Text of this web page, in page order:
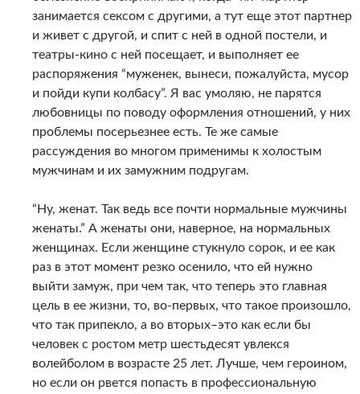
занимается сексом с другими, а тут еще этот партнер
и живет с другой, и спит с ней в одной постели, и
театры-кино с ней посещает, и выполняет ее
распоряжения “муженек, вынеси, пожалуйста, мусор
и пойди купи колбасу”. Я вас умоляю, не парятся
любовницы по поводу оформления отношений, у них
проблемы посерьезнее есть. Те же самые
рассуждения во многом применимы к холостым
мужчинам и их замужним подругам.
“Ну, женат. Так ведь все почти нормальные мужчины
женаты.” А женаты они, наверное, на нормальных
женщинах. Если женщине стукнуло сорок, и ее как
раз в этот момент резко осенило, что ей нужно
выйти замуж, при чем так, что теперь это главная
цель в ее жизни, то, во-первых, что такое произошло,
что так припекло, а во вторых–это как если бы
человек с ростом метр шестьдесят увлекся
волейболом в возрасте 25 лет. Лучше, чем героином,
но если он рвется попасть в профессиональную